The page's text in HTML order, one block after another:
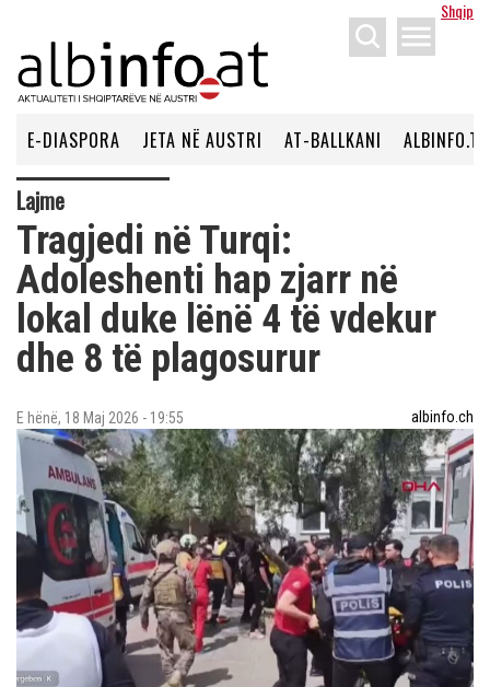
Shqip
menu
E-DIASPORA JETA NË AUSTRI AT-BALLKANI ALBINFO.TV
Lajme
Tragjedi në Turqi:
Adoleshenti hap zjarr në
lokal duke lënë 4 të vdekur
dhe 8 të plagosurur
E hënë, 18 Maj 2026 - 19:55 albinfo.ch